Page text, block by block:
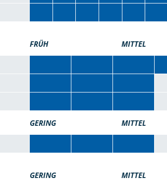
FRÜH MITTEL
GERING MITTEL
GERING MITTEL